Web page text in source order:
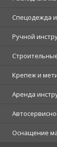
Спецодежда
Ручной
Крепеж и
Аренда
Оснащение